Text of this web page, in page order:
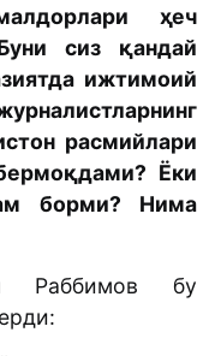
ҳеч
сиз қандай
ижтимоий
расмийлари
Ёки
борми? Нима
Раббимов бу